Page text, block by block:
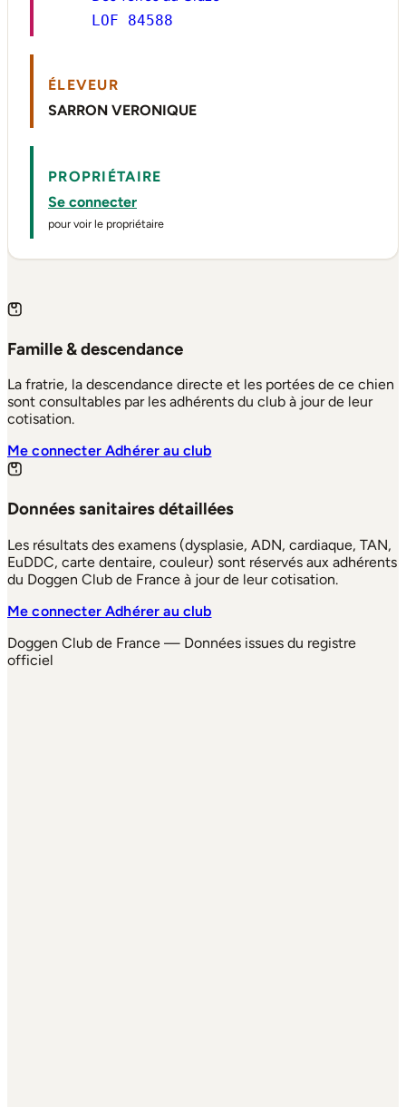
LOF 84588
ÉLEVEUR
SARRON VERONIQUE
PROPRIÉTAIRE
Se connecter
pour voir le propriétaire
Famille & descendance
La fratrie, la descendance directe et les portées de ce chien
sont consultables par les adhérents du club à jour de leur
cotisation.
Me connecterAdhérer au club
Données sanitaires détaillées
Les résultats des examens (dysplasie, ADN, cardiaque, TAN,
EuDDC, carte dentaire, couleur) sont réservés aux adhérents
du Doggen Club de France à jour de leur cotisation.
Me connecterAdhérer au club
Doggen Club de France — Données issues du registre
officiel